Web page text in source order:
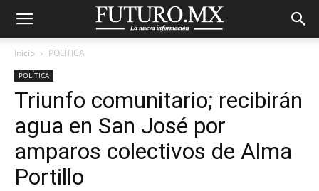
Inicio POLÍTICA
POLÍTICA
Triunfo comunitario; recibirán
agua en San José por
amparos colectivos de Alma
Portillo